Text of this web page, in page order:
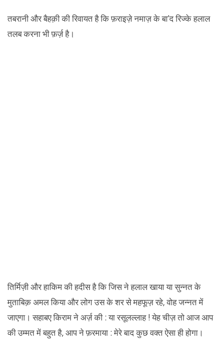
तबरानी और बैहक़ी की रिवायत है कि फ़राइज़े नमाज़ के बा’द रिज्के हलाल
तलब करना भी फ़र्ज़ है।
तिर्मिज़ी और हाकिम की हदीस है कि जिस ने हलाल खाया या सुन्नत के
मुताबिक़ अमल किया और लोग उस के शर से महफूज़ रहे, वोह जन्नत में
जाएगा। सहाबए किराम ने अर्ज़ की : या रसूलल्लाह ! येह चीज़ तो आज आप
की उम्मत में बहुत है, आप ने फ़रमाया : मेरे बाद कुछ वक्त ऐसा ही होगा।